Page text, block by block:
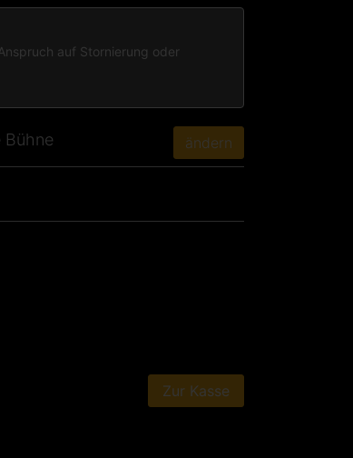
auf Stornierung oder
ändern
Bühne
Zur Kasse